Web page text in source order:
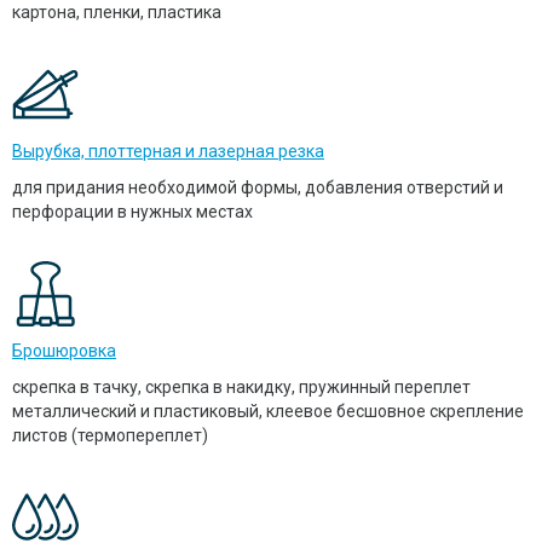
картона, пленки, пластика
Вырубка, плоттерная и лазерная резка
для придания необходимой формы, добавления отверстий и
перфорации в нужных местах
Брошюровка
скрепка в тачку, скрепка в накидку, пружинный переплет
металлический и пластиковый, клеевое бесшовное скрепление
листов (термопереплет)